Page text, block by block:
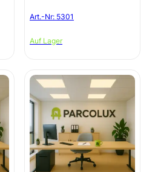
Art.-Nr: 5301
Auf Lager